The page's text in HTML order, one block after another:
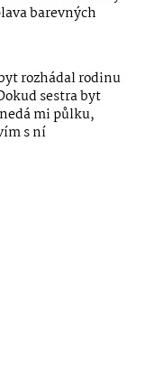
barevných
rozhádal rodinu
sestra byt
mi půlku,
s ní